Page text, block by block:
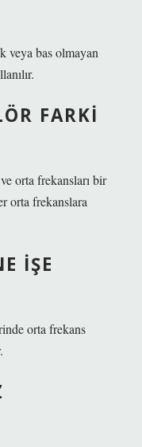
veya bas olmayan
FARKI
orta frekansları bir
orta frekanslara
IŞE
orta frekans